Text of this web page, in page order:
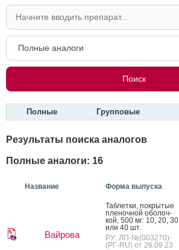
Полные Групповые
Результаты поиска аналогов
Полные аналоги: 16
Название Форма выпуска
Вайрова
Таб­летки, пок­ры­тые
пле­ноч­ной обо­лоч­
кой, 500 мг: 10, 20, 30
или 40 шт.
РУ: ЛП-№(003270)-
(РГ-RU) от 26.09.23